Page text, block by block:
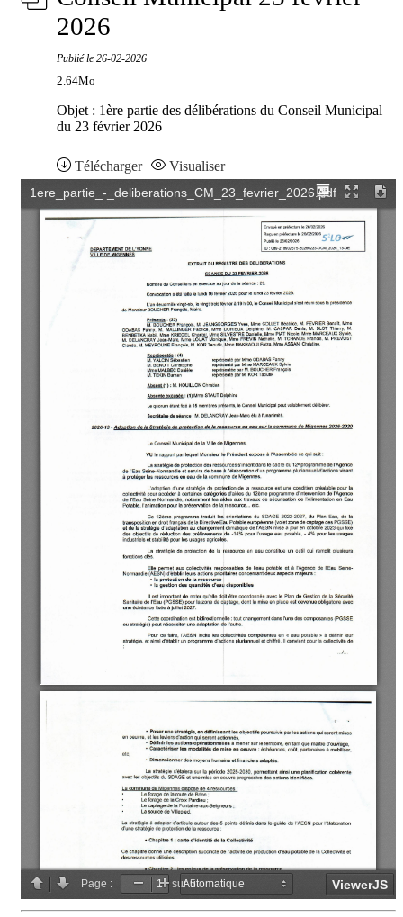
2026
Publié le 26-02-2026
2.64Mo
Objet : 1ère partie des délibérations du Conseil Municipal
du 23 février 2026
Télécharger Visualiser